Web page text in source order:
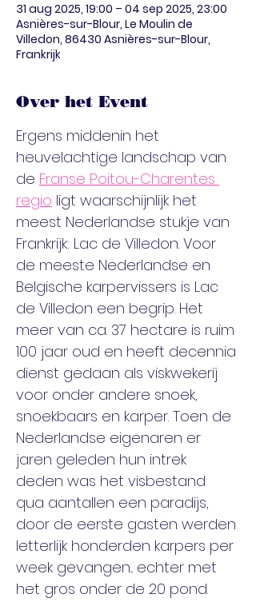
31 aug 2025, 19:00 – 04 sep 2025, 23:00
Asnières-sur-Blour, Le Moulin de
Villedon, 86430 Asnières-sur-Blour,
Frankrijk
Over het Event
Ergens middenin het
heuvelachtige landschap van
de Franse Poitou-Charentes
regio ligt waarschijnlijk het
meest Nederlandse stukje van
Frankrijk: Lac de Villedon. Voor
de meeste Nederlandse en
Belgische karpervissers is Lac
de Villedon een begrip. Het
meer van ca. 37 hectare is ruim
100 jaar oud en heeft decennia
dienst gedaan als viskwekerij
voor onder andere snoek,
snoekbaars en karper. Toen de
Nederlandse eigenaren er
jaren geleden hun intrek
deden was het visbestand
qua aantallen een paradijs,
door de eerste gasten werden
letterlijk honderden karpers per
week gevangen... echter met
het gros onder de 20 pond.